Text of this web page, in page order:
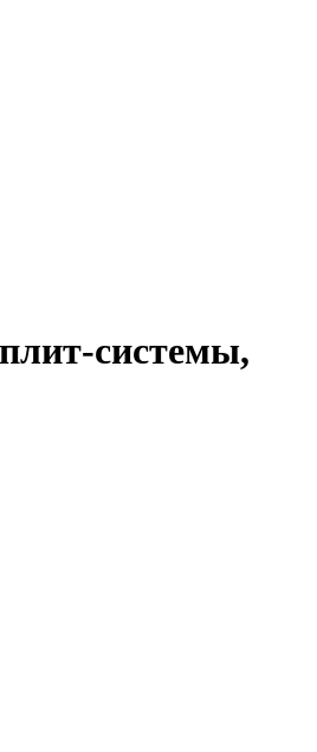
системы,